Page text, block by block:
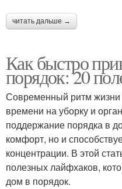
читать дальше →
Как быстро
порядок: 20
Современный ритм жизни
времени на уборку и
поддержание порядка в
комфорт, но и
концентрации. В этой
полезных лайфхаков,
дом в порядок.